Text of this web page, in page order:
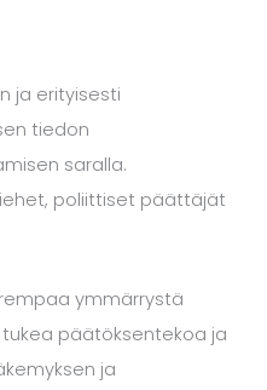
ja erityisesti
tiedon
saralla.
poliittiset päättäjät
ymmärrystä
päätöksentekoa ja
ja